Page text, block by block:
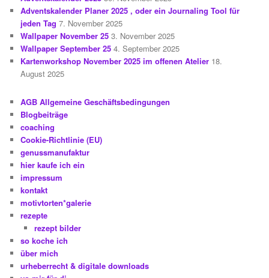
Adventskalender Planer 2025 , oder ein Journaling Tool für
jeden Tag 7. November 2025
Wallpaper November 25 3. November 2025
Wallpaper September 25 4. September 2025
Kartenworkshop November 2025 im offenen Atelier 18.
August 2025
AGB Allgemeine Geschäftsbedingungen
Blogbeiträge
coaching
Cookie-Richtlinie (EU)
genussmanufaktur
hier kaufe ich ein
impressum
kontakt
motivtorten*galerie
rezepte
rezept bilder
so koche ich
über mich
urheberrecht & digitale downloads